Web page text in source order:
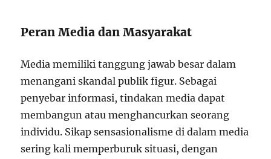
Peran Media dan Masyarakat
Media memiliki tanggung jawab besar dalam
menangani skandal publik figur. Sebagai
penyebar informasi, tindakan media dapat
membangun atau menghancurkan seorang
individu. Sikap sensasionalisme di dalam media
sering kali memperburuk situasi, dengan